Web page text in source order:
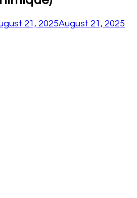
21, 2025August 21, 2025